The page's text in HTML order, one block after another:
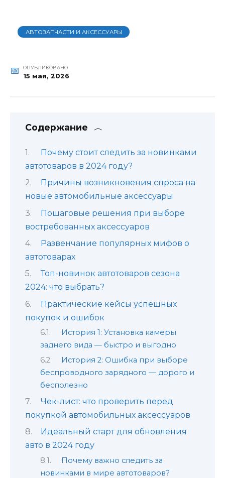
АВТОЗАПЧАСТИ И АКСЕССУАРЫ
ОПУБЛИКОВАНО
15 мая, 2026
Содержание
Почему стоит следить за новинками
автотоваров в 2024 году?
Причины возникновения спроса на
новые автомобильные аксессуары
Пошаговые решения при выборе
востребованных аксессуаров
Развенчание популярных мифов о
автотоварах
Топ-новинок автотоваров сезона
2024: что выбрать?
Практические кейсы успешных
покупок и ошибок
История 1: Установка камеры
заднего вида — быстро и выгодно
История 2: Ошибка при выборе
беспроводного зарядного — дорого и
бесполезно
Чек-лист: что проверить перед
покупкой автомобильных аксессуаров
Идеальный старт для обновления
авто в 2024 году
Почему важно следить за
новинками в мире автотоваров?